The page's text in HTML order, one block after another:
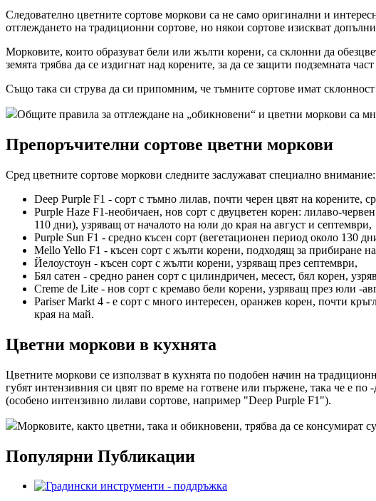
Следователно цветните сортове моркови са не само оригинални и
отглеждането на традиционни сортове, но някои сортове изискват
Морковите, които образуват бели или жълти корени, са склонни да
земята трябва да се издигнат над корените, за да се защити подземната
Също така си струва да си припомним, че тъмните сортове имат
Общите правила за отглеждане на „обикновени“ и цветни моркови са
Препоръчителни сортове цветни моркови
Сред цветните сортове моркови следните заслужават специално внимание:
Deep Purple F1 - сорт с тъмно лилав, почти черен цвят на корените,
Purple Haze F1-необичаен, нов сорт с двуцветен корен: лилаво-
110 дни), узряващ от началото на юли до края на август и септември,
Purple Sun F1 - средно късен сорт (вегетационен период около 130
Mello Yello F1 - късен сорт с жълти корени, подходящ за прибиране
Йелоустоун - късен сорт с жълти корени, узряващ през септември,
Бял сатен - средно ранен сорт с цилиндричен, месест, бял корен,
Creme de Lite - нов сорт с кремаво бели корени, узряващ през юли -
Pariser Markt 4 - е сорт с много интересен, оранжев корен, почти
края на май.
Цветни моркови в кухнята
Цветните моркови се използват в кухнята по подобен начин на
губят интензивния си цвят по време на готвене или пържене, така че е
(особено интензивно лилави сортове, например "Deep Purple F1").
Морковите, както цветни, така и обикновени, трябва да се консумират
Популярни Публикации